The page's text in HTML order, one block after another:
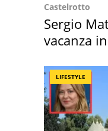
Castelrotto
Sergio
vacanza
LIFESTYLE